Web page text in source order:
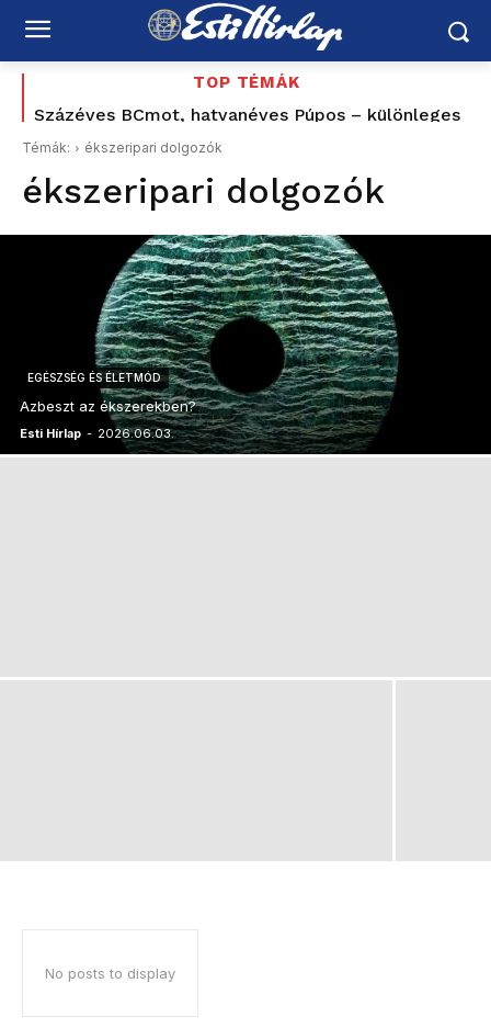
TOP TÉMÁK
Százéves BCmot, hatvanéves Púpos – különleges
retró évvel ünnepel a MÁV
Tovább bővült az éjszakai buszközlekedés
Budapest és az agglomeráció között
Témák: ékszeripari dolgozók
ékszeripari dolgozók
EGÉSZSÉG ÉS ÉLETMÓD
Azbeszt az ékszerekben?
Esti Hírlap - 2026.06.03.
No posts to display